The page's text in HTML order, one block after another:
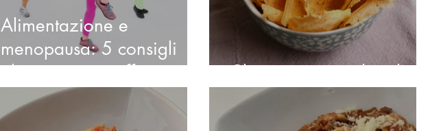
Alimentazione e
menopausa: 5 consigli
alimentari per affrontare i
cambiamenti metabolici e
ormonali
Chips croccanti di